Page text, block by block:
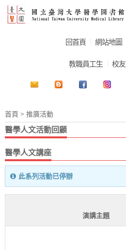
回首頁 網站地圖
教職員工生 校友
首頁 > 推廣活動
醫學人文活動回顧
醫學人文講座
此系列活動已停辦
演講主題